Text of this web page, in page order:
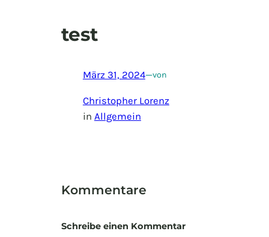
test
März 31, 2024—von
Christopher Lorenz
in Allgemein
Kommentare
Schreibe einen Kommentar